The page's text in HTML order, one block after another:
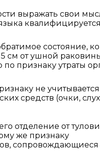
выражать свои
состояние,
см от ушной
признаку утраты
не учитывается
средств (очки,
отделение от
же признаку
сопровождающиеся